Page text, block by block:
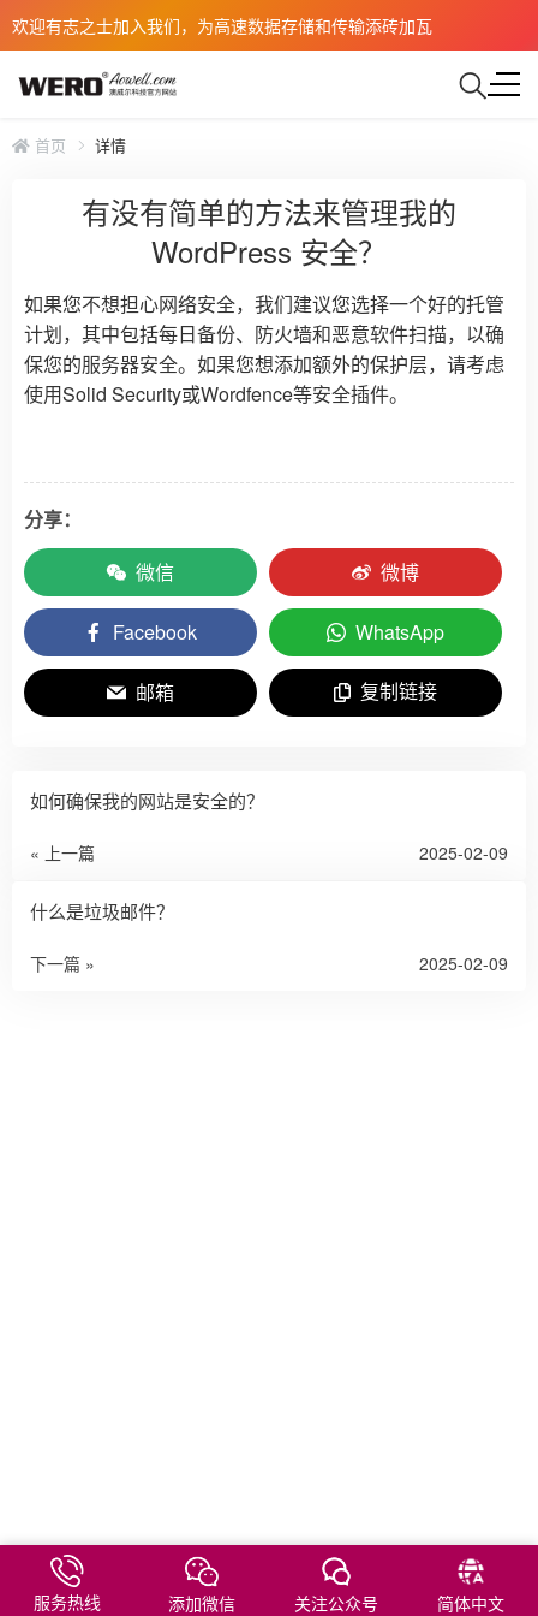
欢迎有志之士加入我们，为高速数据存储和传输添砖加瓦
首页 详情
有没有简单的方法来管理我的
WordPress 安全？
如果您不想担心网络安全，我们建议您选择一个好的托管
计划，其中包括每日备份、防火墙和恶意软件扫描，以确
保您的服务器安全。如果您想添加额外的保护层，请考虑
使用Solid Security或Wordfence等安全插件。
分享：
微信
微博
Facebook WhatsApp
邮箱 复制链接
如何确保我的网站是安全的？
« 上一篇 2025-02-09
什么是垃圾邮件？
下一篇 » 2025-02-09
服务热线 添加微信 关注公众号 简体中文